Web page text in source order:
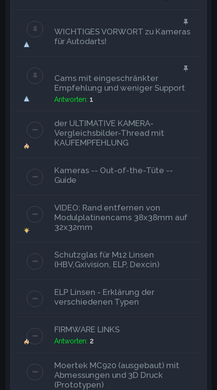
WICHTIGES VORWORT zu Kameras
für Autodarts!
Cams mit eingeschränkter
Empfehlung und weniger Support
Antworten:1
der ULTIMATIVE KAMERA-
Vergleichsbilder-Thread mit
KAUFEMPFEHLUNG
Kameras -- Out-of-the-Tüte --
Guide
VIDEO: Rand entfernen von
Modulplatinencams 38x38mm auf
32x32mm
Schutzglas für M12 Linsen
(HBV,Gxivision, ELP, Dexcin)
ELP Linsen - Erklärung der
verschiedenen Typen
FIRMWARE LINKS
Antworten: 2
Moertek MC920 (ausgebaut) mit
Abmessungen und 3D Druck
(Prototypen)